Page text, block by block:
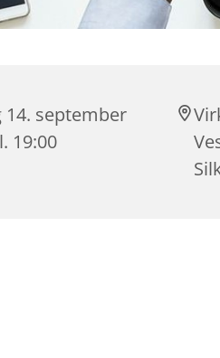
14. september
19:00